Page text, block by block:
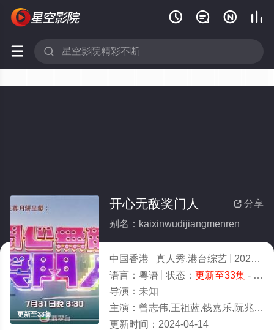
   
 
更新至33集
 分享
开心无敌奖门人
别名：kaixinwudijiangmenren
中国香港 真人秀,港台综艺 2022
语言： 粤语 状态： 更新至33集- 高清免费在线观看
导演： 未知
主演： 曾志伟,王祖蓝,钱嘉乐,阮兆祥,郭伟亮,陈奂仁,郑融,周嘉洛,连诗雅,张
更新时间： 2024-04-14